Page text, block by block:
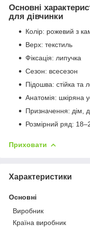
Основні
для дівчинки
Колір: рожевий з
Верх: текстиль
Фіксація: липучка
Сезон: всесезон
Підошва: стійка та
Анатомія: шкіряна
Призначення: дім,
Розмірний ряд:
Приховати
Характеристики
Основні
Виробник
Країна виробник